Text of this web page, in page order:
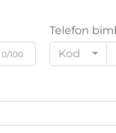
0/100
Telefon
Kod